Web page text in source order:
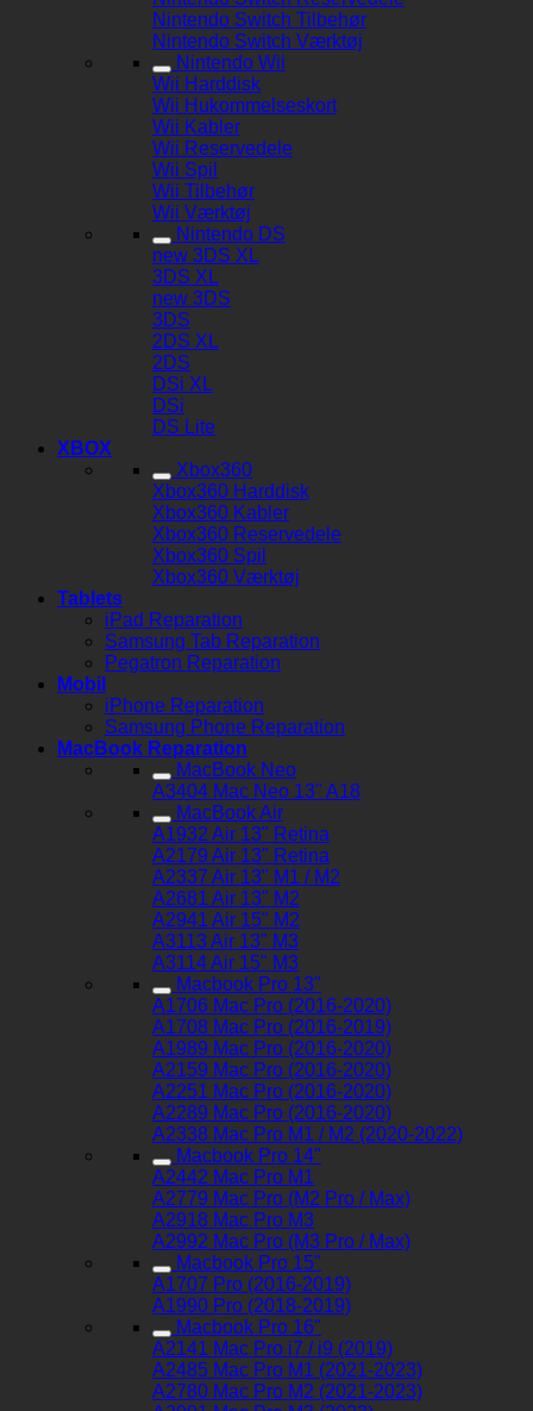
Nintendo Switch Tilbehør
Nintendo Switch Værktøj
Nintendo Wii
Wii Harddisk
Wii Hukommelseskort
Wii Kabler
Wii Reservedele
Wii Spil
Wii Tilbehør
Wii Værktøj
Nintendo DS
new 3DS XL
3DS XL
new 3DS
3DS
2DS XL
2DS
DSi XL
DSi
DS Lite
XBOX
Xbox360
Xbox360 Harddisk
Xbox360 Kabler
Xbox360 Reservedele
Xbox360 Spil
Xbox360 Værktøj
Tablets
iPad Reparation
Samsung Tab Reparation
Pegatron Reparation
Mobil
iPhone Reparation
Samsung Phone Reparation
MacBook Reparation
MacBook Neo
A3404 Mac Neo 13" A18
MacBook Air
A1932 Air 13" Retina
A2179 Air 13" Retina
A2337 Air 13" M1 / M2
A2681 Air 13" M2
A2941 Air 15" M2
A3113 Air 13" M3
A3114 Air 15" M3
Macbook Pro 13"
A1706 Mac Pro (2016-2020)
A1708 Mac Pro (2016-2019)
A1989 Mac Pro (2016-2020)
A2159 Mac Pro (2016-2020)
A2251 Mac Pro (2016-2020)
A2289 Mac Pro (2016-2020)
A2338 Mac Pro M1 / M2 (2020-2022)
Macbook Pro 14"
A2442 Mac Pro M1
A2779 Mac Pro (M2 Pro / Max)
A2918 Mac Pro M3
A2992 Mac Pro (M3 Pro / Max)
Macbook Pro 15"
A1707 Pro (2016-2019)
A1990 Pro (2018-2019)
Macbook Pro 16"
A2141 Mac Pro i7 / i9 (2019)
A2485 Mac Pro M1 (2021-2023)
A2780 Mac Pro M2 (2021-2023)